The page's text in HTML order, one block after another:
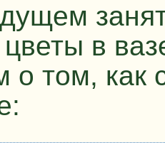
в
о том, как